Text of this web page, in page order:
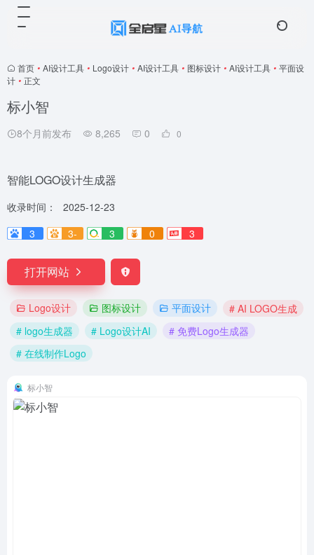
首页 • AI设计工具 • Logo设计 • AI设计工具 • 图标设计 • AI设计工具 • 平面设
计 • 正文
标小智
8个月前发布 8,265 0 0
智能LOGO设计生成器
收录时间：
2025-12-23
3
3- 3 0 3
打开网站
Logo设计 图标设计 平面设计
# AI LOGO生成
# logo生成器
# Logo设计AI
# 免费Logo生成器
# 在线制作Logo
标小智